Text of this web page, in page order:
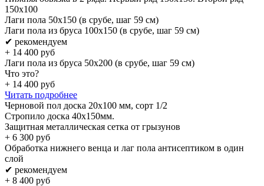
150x100
Лаги пола 50х150 (в срубе, шаг 59 см)
Лаги пола из бруса 100х150 (в срубе, шаг 59 см)
✔ рекомендуем
+ 14 400 руб
Лаги пола из бруса 50х200 (в срубе, шаг 59 см)
Что это?
+ 14 400 руб
Читать подробнее
Черновой пол доска 20х100 мм, сорт 1/2
Стропило доска 40x150мм.
Защитная металлическая сетка от грызунов
+ 6 300 руб
Обработка нижнего венца и лаг пола антисептиком в один
слой
✔ рекомендуем
+ 8 400 руб